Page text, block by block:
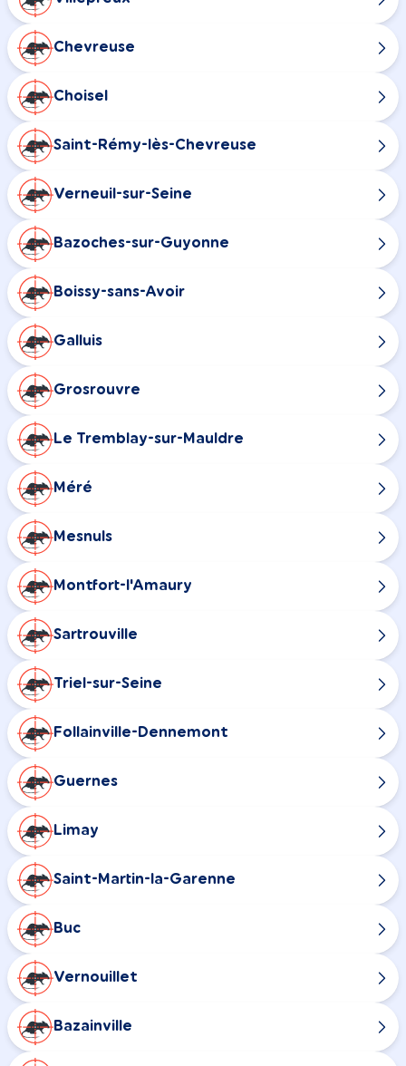
Chevreuse
Choisel
Saint-Rémy-lès-Chevreuse
Verneuil-sur-Seine
Bazoches-sur-Guyonne
Boissy-sans-Avoir
Galluis
Grosrouvre
Le Tremblay-sur-Mauldre
Méré
Mesnuls
Montfort-l'Amaury
Sartrouville
Triel-sur-Seine
Follainville-Dennemont
Guernes
Limay
Saint-Martin-la-Garenne
Buc
Vernouillet
Bazainville